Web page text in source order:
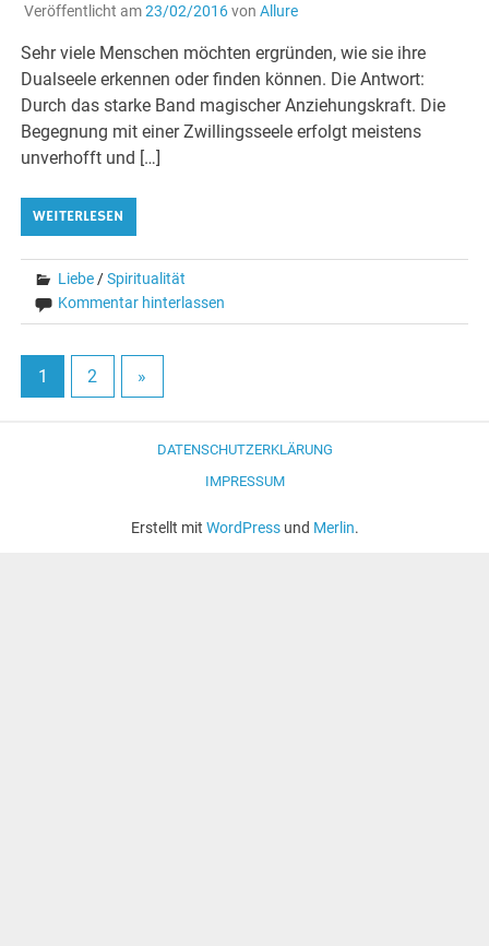
Veröffentlicht am23/02/2016von Allure
Sehr viele Menschen möchten ergründen, wie sie ihre
Dualseele erkennen oder finden können. Die Antwort:
Durch das starke Band magischer Anziehungskraft. Die
Begegnung mit einer Zwillingsseele erfolgt meistens
unverhofft und […]
WEITERLESEN
Liebe /Spiritualität
Kommentar hinterlassen
1 2 »
DATENSCHUTZERKLÄRUNG
IMPRESSUM
Erstellt mit WordPressund Merlin.